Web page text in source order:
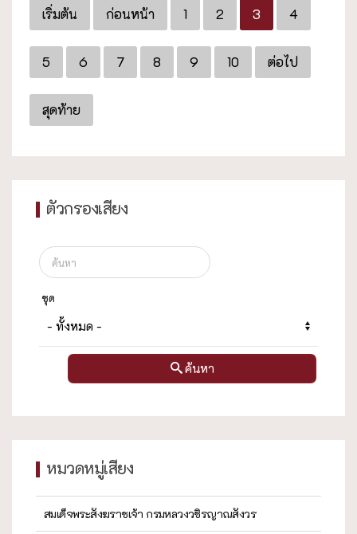
เริ่มต้น ก่อนหน้า 1 2 3 4
5 6 7 8 9 10 ต่อไป
สุดท้าย
ตัวกรองเสียง
ชุด
ค้นหา
หมวดหมู่เสียง
สมเด็จพระสังฆราชเจ้า กรมหลวงวชิรญาณสังวร